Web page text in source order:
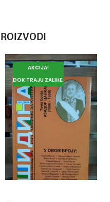
AKCIJA!
DOK TRAJU ZALIHE.